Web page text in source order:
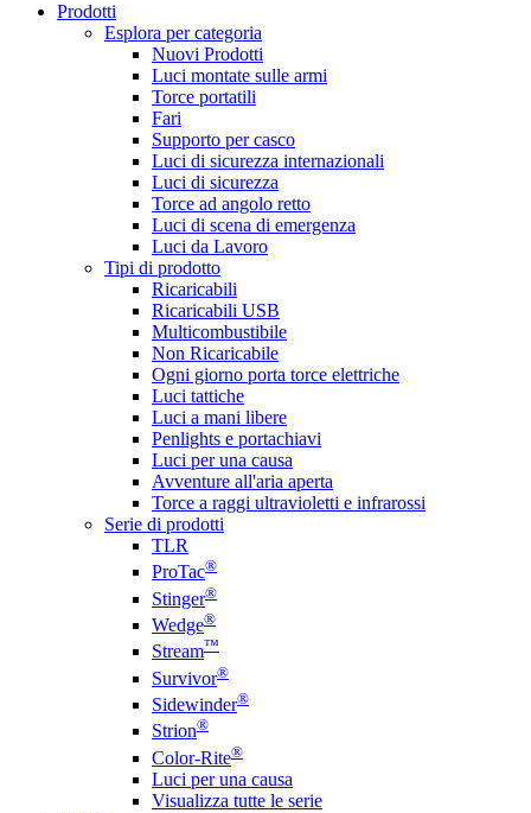
Prodotti
Esplora per categoria
Nuovi Prodotti
Luci montate sulle armi
Torce portatili
Fari
Supporto per casco
Luci di sicurezza internazionali
Luci di sicurezza
Torce ad angolo retto
Luci di scena di emergenza
Luci da Lavoro
Tipi di prodotto
Ricaricabili
Ricaricabili USB
Multicombustibile
Non Ricaricabile
Ogni giorno porta torce elettriche
Luci tattiche
Luci a mani libere
Penlights e portachiavi
Luci per una causa
Avventure all'aria aperta
Torce a raggi ultravioletti e infrarossi
Serie di prodotti
TLR
ProTac®
Stinger®
Wedge®
Stream™
Survivor®
Sidewinder®
Strion®
Color-Rite®
Luci per una causa
Visualizza tutte le serie